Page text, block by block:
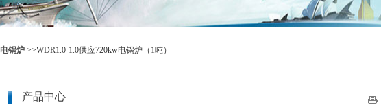
电锅炉 >>WDR1.0-1.0供应720kw电锅炉（1吨）
产品中心